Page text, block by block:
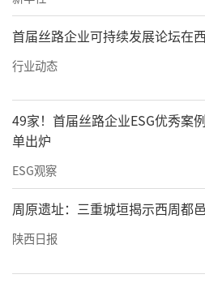
首届丝路企业可持续发展论坛在
行业动态
49家！首届丝路企业ESG优秀案
单出炉
ESG观察
周原遗址：三重城垣揭示西周都
陕西日报